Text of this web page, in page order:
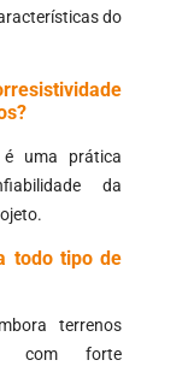
do
uma prática
da
todo tipo de
terrenos
com forte